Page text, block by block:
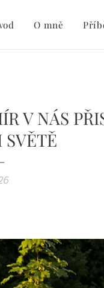
O mně
V NÁS
SVĚTĚ